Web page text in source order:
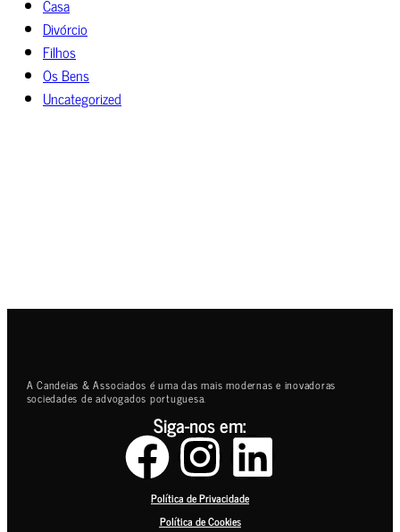
Casa
Divórcio
Filhos
Os Bens
Uncategorized
A Candeias & Associados é uma das mais modernas e inovadoras
sociedades de advogados portuguesa.
Siga-nos em:
Política de Privacidade
Política de Cookies